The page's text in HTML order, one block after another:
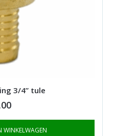
3/4” tule
WINKELWAGEN